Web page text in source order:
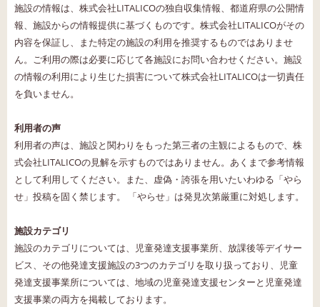
施設の情報は、株式会社LITALICOの独自収集情報、都道府県の公開情
報、施設からの情報提供に基づくものです。株式会社LITALICOがその
内容を保証し、また特定の施設の利用を推奨するものではありませ
ん。ご利用の際は必要に応じて各施設にお問い合わせください。施設
の情報の利用により生じた損害について株式会社LITALICOは一切責任
を負いません。
利用者の声
利用者の声は、施設と関わりをもった第三者の主観によるもので、株
式会社LITALICOの見解を示すものではありません。あくまで参考情報
として利用してください。また、虚偽・誇張を用いたいわゆる「やら
せ」投稿を固く禁じます。 「やらせ」は発見次第厳重に対処します。
施設カテゴリ
施設のカテゴリについては、児童発達支援事業所、放課後等デイサー
ビス、その他発達支援施設の3つのカテゴリを取り扱っており、児童
発達支援事業所については、地域の児童発達支援センターと児童発達
支援事業の両方を掲載しております。